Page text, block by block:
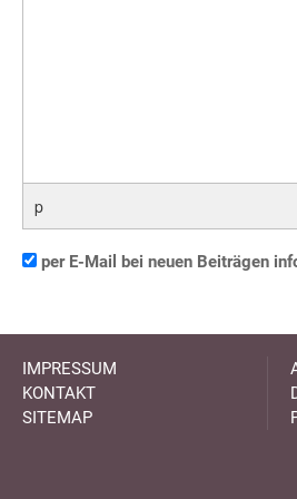
p
per E-Mail bei neuen Beiträgen
IMPRESSUM
KONTAKT
SITEMAP